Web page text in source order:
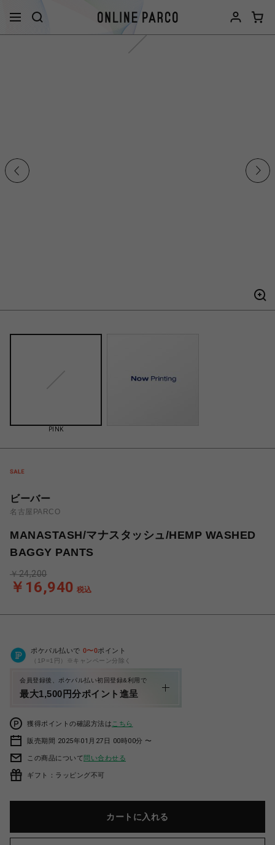
PINK
ビーバー
名古屋PARCO
MANASTASH/マナスタッシュ/HEMP WASHED
BAGGY PANTS
￥16,940 税込
￥24,200
ポケパル払いで 0〜0ポイント
（1P=1円）※キャンペーン分除く
会員登録後、ポケパル払い初回登録&利用で
最大1,500円分ポイント進呈
獲得ポイントの確認方法は こちら
販売期間 2025年01月27日 00時00分 〜
この商品について問い合わせる
ギフト：ラッピング不可
カートに入れる